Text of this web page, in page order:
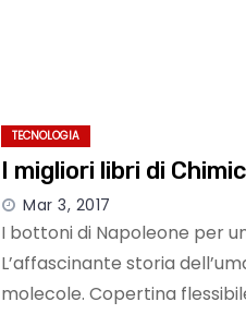
TECNOLOGIA
I migliori libri di
Mar 3, 2017
I bottoni di Napoleone per
L’affascinante storia
molecole. Copertina